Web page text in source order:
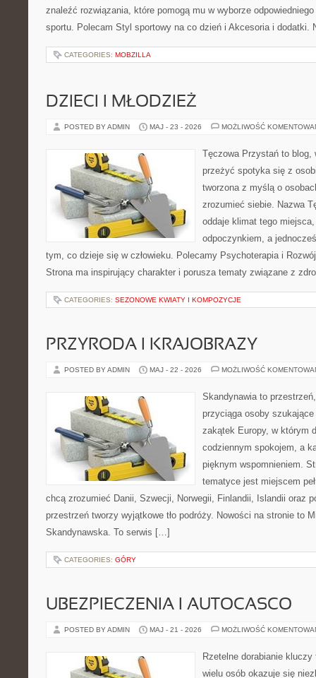
znaleźć rozwiązania, które pomogą mu w wyborze
sportu. Polecam Styl sportowy na co dzień i Akcesoria i dodatki.
CATEGORIES: MOBZILLA
DZIECI I MŁODZIEŻ
POSTED BY ADMIN MAJ - 23 - 2026 MOŻLIWOŚĆ
Tęczowa Przystań to
przeżyć spotyka się z
tworzona z myślą o
zrozumieć siebie. Nazwa
oddaje klimat tego
odpoczynkiem, a
tym, co dzieje się w człowieku. Polecamy Psychoterapia i
Strona ma inspirujący charakter i porusza tematy związane z
CATEGORIES: SEZONOWE KWIATY I KOMPOZYCJE
PRZYRODA I KRAJOBRAZY
POSTED BY ADMIN MAJ - 22 - 2026 MOŻLIWOŚĆ
Skandynawia to
przyciąga osoby
zakątek Europy, w którym
codziennym spokojem, a
pięknym wspomnieniem.
tematyce jest miejscem
chcą zrozumieć Danii, Szwecji, Norwegii, Finlandii, Islandii oraz
przestrzeń tworzy wyjątkowe tło podróży. Nowości na stronie to
Skandynawska. To serwis […]
CATEGORIES: GÓRY
UBEZPIECZENIA I AUTOCASCO
POSTED BY ADMIN MAJ - 21 - 2026 MOŻLIWOŚĆ
Rzetelne dorabianie
wielu osób okazuje się